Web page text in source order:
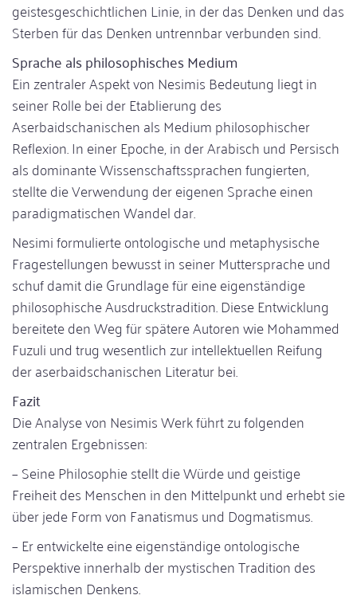
geistesgeschichtlichen Linie, in der das Denken und das
Sterben für das Denken untrennbar verbunden sind.
Sprache als philosophisches Medium
Ein zentraler Aspekt von Nesimis Bedeutung liegt in
seiner Rolle bei der Etablierung des
Aserbaidschanischen als Medium philosophischer
Reflexion. In einer Epoche, in der Arabisch und Persisch
als dominante Wissenschaftssprachen fungierten,
stellte die Verwendung der eigenen Sprache einen
paradigmatischen Wandel dar.
Nesimi formulierte ontologische und metaphysische
Fragestellungen bewusst in seiner Muttersprache und
schuf damit die Grundlage für eine eigenständige
philosophische Ausdruckstradition. Diese Entwicklung
bereitete den Weg für spätere Autoren wie Mohammed
Fuzuli und trug wesentlich zur intellektuellen Reifung
der aserbaidschanischen Literatur bei.
Fazit
Die Analyse von Nesimis Werk führt zu folgenden
zentralen Ergebnissen:
– Seine Philosophie stellt die Würde und geistige
Freiheit des Menschen in den Mittelpunkt und erhebt sie
über jede Form von Fanatismus und Dogmatismus.
– Er entwickelte eine eigenständige ontologische
Perspektive innerhalb der mystischen Tradition des
islamischen Denkens.